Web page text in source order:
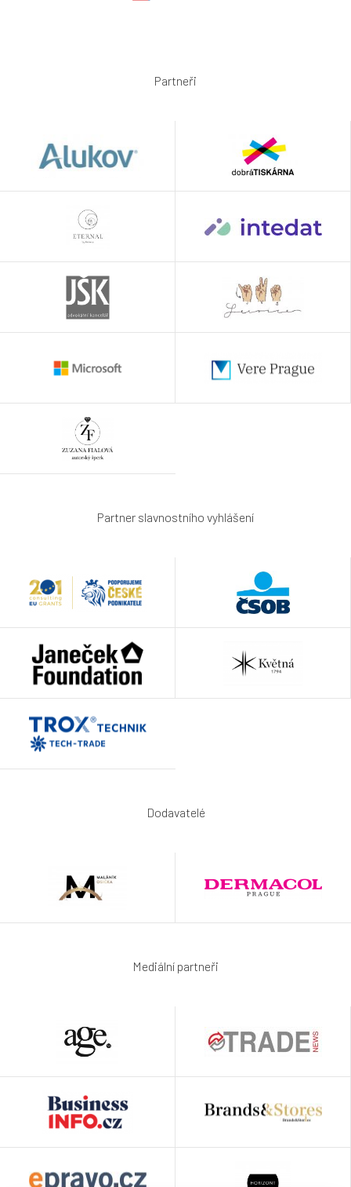
Partneři
Partner slavnostního vyhlášení
Dodavatelé
Mediální partneři